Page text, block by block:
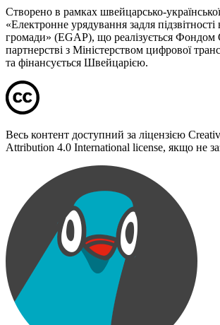
Створено в рамках швейцарсько-
«Електронне урядування задля підзвітності
громади» (EGAP), що реалізується Фондом
партнерстві з Міністерством цифрової
та фінансується Швейцарією.
Весь контент доступний за ліцензією
Attribution 4.0 International license, якщо не